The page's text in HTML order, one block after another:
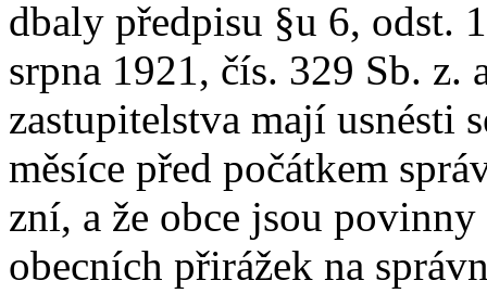
dbaly předpisu §u 6, odst.
srpna 1921, čís. 329 Sb. z.
zastupitelstva mají usnésti
měsíce před počátkem
zní, a že obce jsou
obecních přirážek na